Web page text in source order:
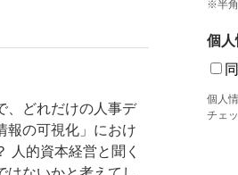
、どれだけの人事デ
報の可視化」におけ
人的資本経営と聞く